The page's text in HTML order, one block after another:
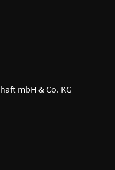
mbH & Co. KG